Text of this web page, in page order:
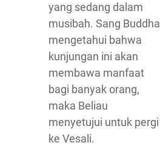
yang sedang dalam
musibah. Sang Buddha
mengetahui bahwa
kunjungan ini akan
membawa manfaat
bagi banyak orang,
maka Beliau
menyetujui untuk pergi
ke Vesali.